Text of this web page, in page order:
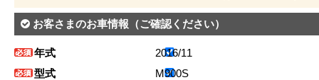
お客さまのお車情報 （ご確認ください）
年式
2016/11
型式
M900S